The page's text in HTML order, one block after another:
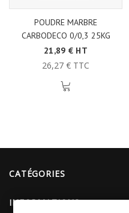
POUDRE MARBRE
CARBODECO 0/0,3 25KG
21,89 € HT
26,27 € TTC
CATÉGORIES
INFORMATIONS